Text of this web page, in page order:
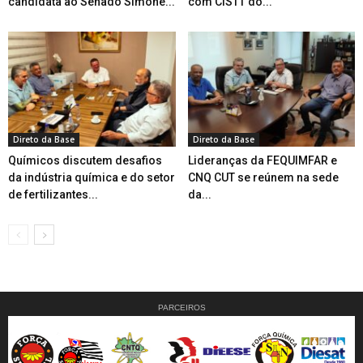
Direto da Base
Químicos discutem desafios
da indústria química e do setor
de fertilizantes...
Direto da Base
Lideranças da FEQUIMFAR e
CNQ CUT se reúnem na sede
da...
PARCEIROS